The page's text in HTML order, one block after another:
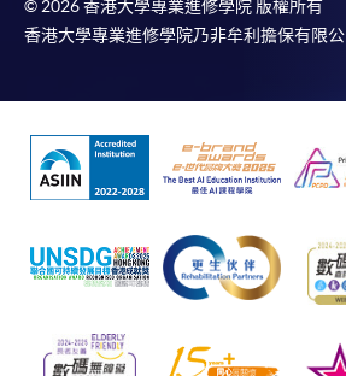
© 2026 香港大學專業進修學院 版權所有
香港大學專業進修學院乃非牟利擔保有限公